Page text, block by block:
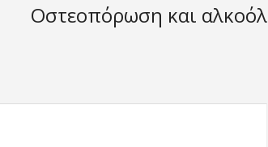
Οστεοπόρωση και αλκοόλ